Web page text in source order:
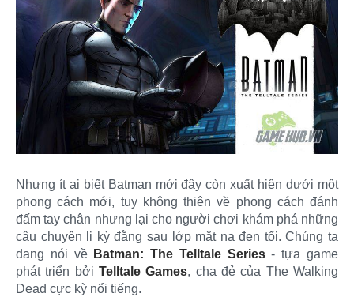
Nhưng ít ai biết Batman mới đây còn xuất hiện dưới một
phong cách mới, tuy không thiên về phong cách đánh
đấm tay chân nhưng lại cho người chơi khám phá những
câu chuyện li kỳ đằng sau lớp mặt nạ đen tối. Chúng ta
đang nói về Batman: The Telltale Series- tựa game
phát triển bởi Telltale Games, cha đẻ của The Walking
Dead cực kỳ nổi tiếng.